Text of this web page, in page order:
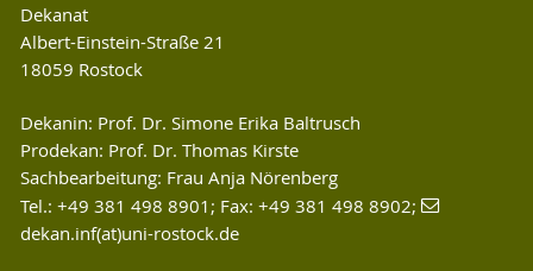
Dekanat
Albert-Einstein-Straße 21
18059 Rostock
Dekanin: Prof. Dr. Simone Erika Baltrusch
Prodekan: Prof. Dr. Thomas Kirste
Sachbearbeitung: Frau Anja Nörenberg
Tel.: +49 381 498 8901; Fax: +49 381 498 8902;
dekan.inf(at)uni-rostock.de